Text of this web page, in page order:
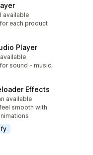
17
available
each product
Player
5
sound - music,
Effects
20
available
smooth with